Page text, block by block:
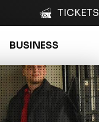
TICKETS
BUSINESS